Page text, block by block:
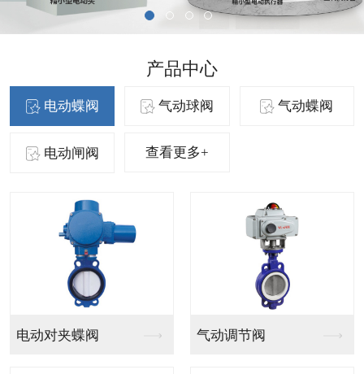
产品中心
电动蝶阀 气动球阀 气动蝶阀
电动闸阀 查看更多+
气动法兰球阀 气动PVC球阀